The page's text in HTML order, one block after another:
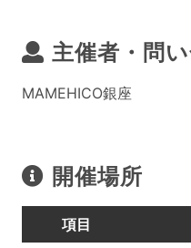
主催者・問
MAMEHICO銀座
開催場所
項目